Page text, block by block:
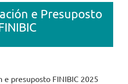
e Presuposto
e presuposto FINIBIC 2025